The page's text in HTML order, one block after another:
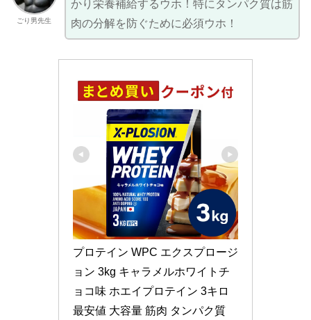
ごり男先生
かり栄養補給するウホ！特にタンパク質は筋
肉の分解を防ぐために必須ウホ！
プロテイン WPC エクスプロージ
ョン 3kg キャラメルホワイトチ
ョコ味 ホエイプロテイン 3キロ
最安値 大容量 筋肉 タンパク質